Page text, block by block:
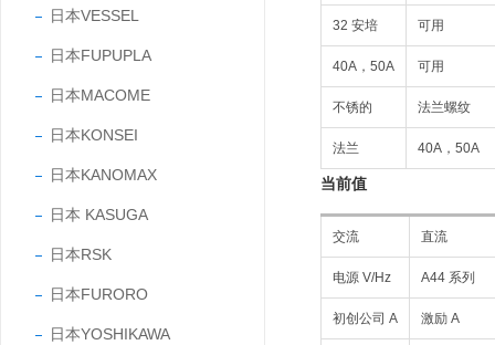
日本VESSEL
日本FUPUPLA
日本MACOME
日本KONSEI
日本KANOMAX
日本 KASUGA
日本RSK
日本FURORO
日本YOSHIKAWA
32 安培 可用
40A，50A 可用
不锈的 法兰螺纹
法兰 40A，50A
当前值
交流 直流
电源 V/Hz A44 系列
初创公司 A 激励 A